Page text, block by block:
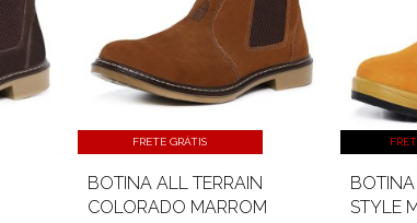
FRETE GRÁTIS
BOTINA ALL TERRAIN
COLORADO MARROM
STYLE